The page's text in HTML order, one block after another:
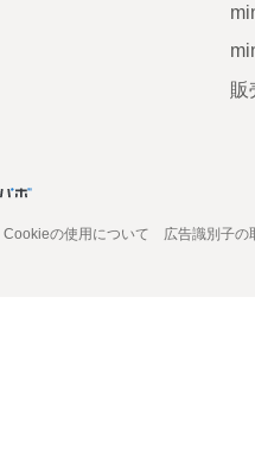
販
Cookieの使用について 広告識別子の